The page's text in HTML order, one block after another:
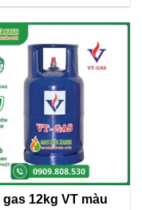
gas 12kg VT màu